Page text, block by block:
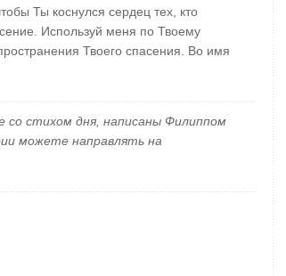
Ты коснулся сердец тех, кто
Используй меня по Твоему
Твоего спасения. Во имя
со стихом дня, написаны Филиппом
можете направлять на